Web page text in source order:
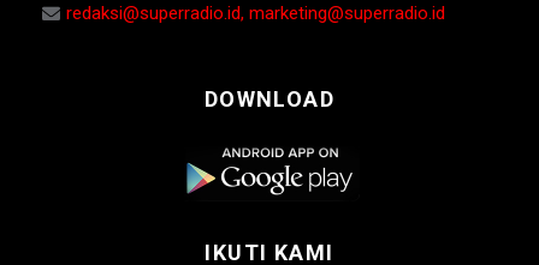
redaksi@superradio.id, marketing@superradio.id
DOWNLOAD
IKUTI KAMI